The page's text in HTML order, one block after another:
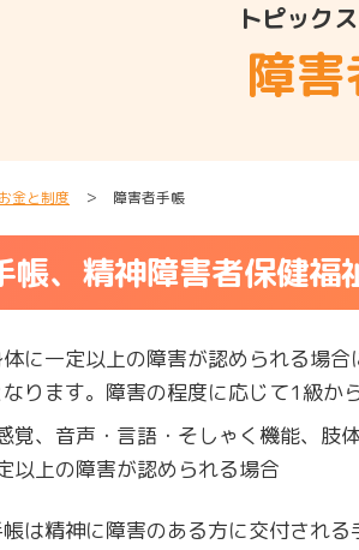
トピック
障
お金と制度 ＞ 障害者手帳
帳、精神障害者保健福
に一定以上の障害が認められる場
ります。障害の程度に応じて1級か
覚、音声・言語・そしゃく機能、肢
以上の障害が認められる場合
は精神に障害のある方に交付され